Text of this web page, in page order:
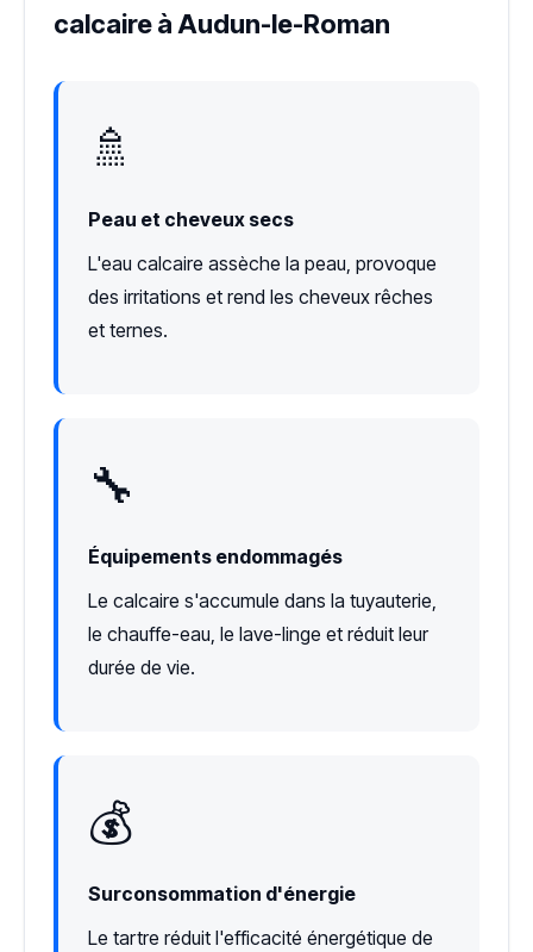
calcaire à Audun-le-Roman
🚿
Peau et cheveux secs
L'eau calcaire assèche la peau, provoque
des irritations et rend les cheveux rêches
et ternes.
🔧
Équipements endommagés
Le calcaire s'accumule dans la tuyauterie,
le chauffe-eau, le lave-linge et réduit leur
durée de vie.
💰
Surconsommation d'énergie
Le tartre réduit l'efficacité énergétique de